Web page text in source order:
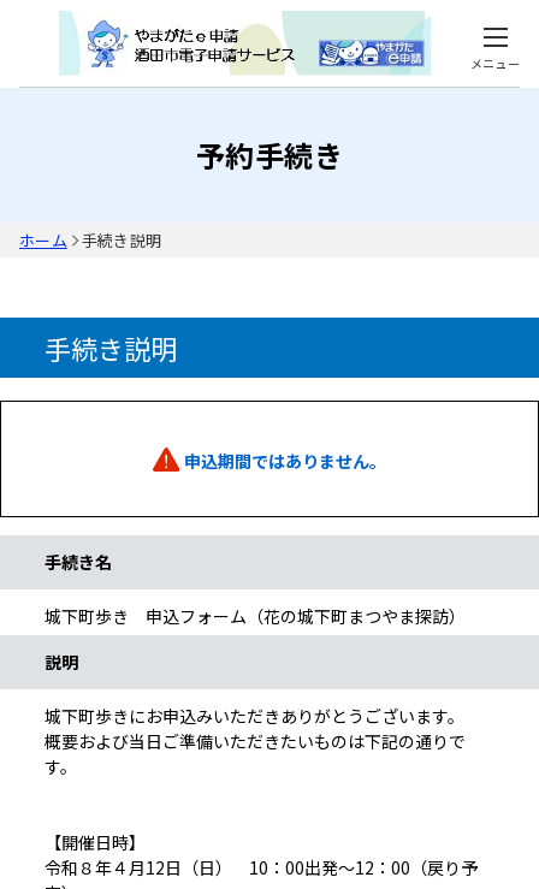
メニュー
予約手続き
ホーム 手続き説明
手続き説明
申込期間ではありません。
手続き名
城下町歩き 申込フォーム（花の城下町まつやま探訪）
説明
城下町歩きにお申込みいただきありがとうございます。
概要および当日ご準備いただきたいものは下記の通りで
す。
【開催日時】
令和８年４月12日（日） 10：00出発～12：00（戻り予